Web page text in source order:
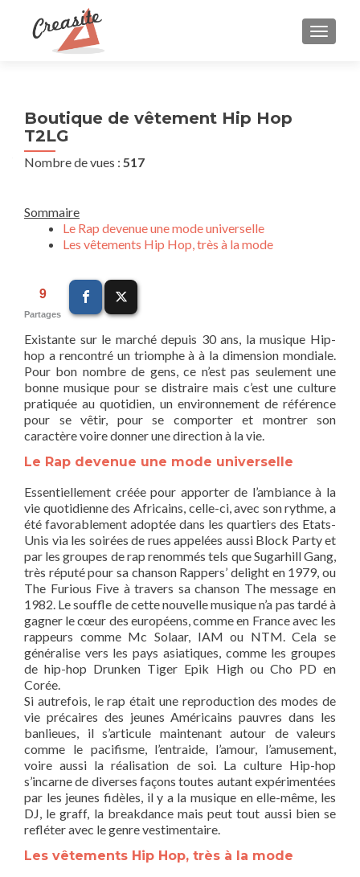
Boutique de vêtement Hip Hop
T2LG
Nombre de vues : 517
Sommaire
Le Rap devenue une mode universelle
Les vêtements Hip Hop, très à la mode
9
Partages
Existante sur le marché depuis 30 ans, la musique Hip-
hop a rencontré un triomphe à à la dimension mondiale.
Pour bon nombre de gens, ce n’est pas seulement une
bonne musique pour se distraire mais c’est une culture
pratiquée au quotidien, un environnement de référence
pour se vêtir, pour se comporter et montrer son
caractère voire donner une direction à la vie.
Le Rap devenue une mode universelle
Essentiellement créée pour apporter de l’ambiance à la
vie quotidienne des Africains, celle-ci, avec son rythme, a
été favorablement adoptée dans les quartiers des Etats-
Unis via les soirées de rues appelées aussi Block Party et
par les groupes de rap renommés tels que Sugarhill Gang,
très réputé pour sa chanson Rappers’ delight en 1979, ou
The Furious Five à travers sa chanson The message en
1982. Le souffle de cette nouvelle musique n’a pas tardé à
gagner le cœur des européens, comme en France avec les
rappeurs comme Mc Solaar, IAM ou NTM. Cela se
généralise vers les pays asiatiques, comme les groupes
de hip-hop Drunken Tiger Epik High ou Cho PD en
Corée.
Si autrefois, le rap était une reproduction des modes de
vie précaires des jeunes Américains pauvres dans les
banlieues, il s’articule maintenant autour de valeurs
comme le pacifisme, l’entraide, l’amour, l’amusement,
voire aussi la réalisation de soi. La culture Hip-hop
s’incarne de diverses façons toutes autant expérimentées
par les jeunes fidèles, il y a la musique en elle-même, les
DJ, le graff, la breakdance mais peut tout aussi bien se
refléter avec le genre vestimentaire.
Les vêtements Hip Hop, très à la mode